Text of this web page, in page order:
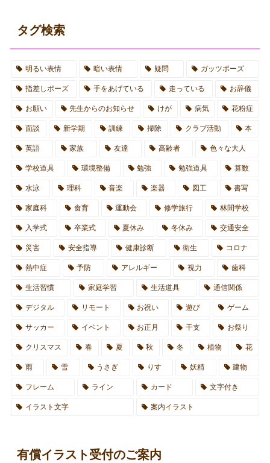
タグ検索
明るい表情 暗い表情 疑問 ガッツポーズ
指差しポーズ 手をあげている 走っている お辞儀
お願い 先生からのお知らせ けが 病気 花粉症
面談 新学期 訓練 掃除 クラブ活動 本
英語 家族 友達 高齢者 色々な大人
学校道具 環境整備 勉強 勉強道具 算数
水泳 理科 音楽 楽器 図工 書写
家庭科 食育 運動会 修学旅行 林間学校
入学式 卒業式 夏休み 冬休み 交通安全
災害 安全指導 健康診断 衛生 コロナ
熱中症 予防 アレルギー 視力 歯科
生活習慣 家庭学習 生活道具 通信関係
デジタル リモート お祝い 遊び ゲーム
サッカー イベント お正月 干支 お祭り
クリスマス 春 夏 秋 冬 植物 花
雨 雪 うさぎ りす 妖精 建物
フレーム ライン カード 文字付き
イラスト文字 案内イラスト
有償イラスト受付のご案内